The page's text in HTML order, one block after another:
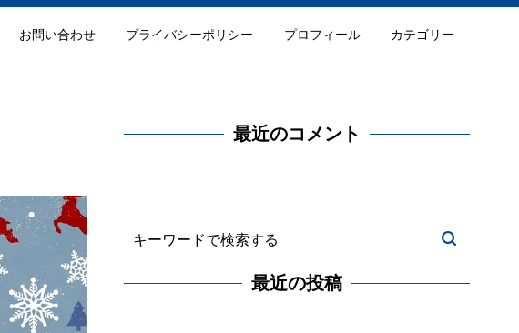
お問い合わせ プライバシーポリシー プロフィール カテゴリー
最近のコメント
最近の投稿